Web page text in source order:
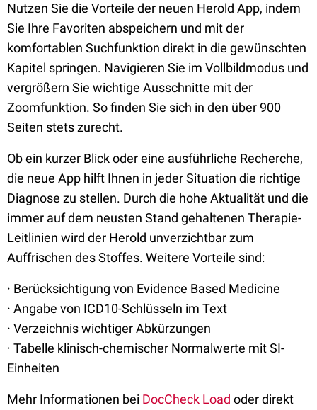
Nutzen Sie die Vorteile der neuen Herold App, indem
Sie Ihre Favoriten abspeichern und mit der
komfortablen Suchfunktion direkt in die gewünschten
Kapitel springen. Navigieren Sie im Vollbildmodus und
vergrößern Sie wichtige Ausschnitte mit der
Zoomfunktion. So finden Sie sich in den über 900
Seiten stets zurecht.
Ob ein kurzer Blick oder eine ausführliche Recherche,
die neue App hilft Ihnen in jeder Situation die richtige
Diagnose zu stellen. Durch die hohe Aktualität und die
immer auf dem neusten Stand gehaltenen Therapie-
Leitlinien wird der Herold unverzichtbar zum
Auffrischen des Stoffes. Weitere Vorteile sind:
· Berücksichtigung von Evidence Based Medicine
· Angabe von ICD10-Schlüsseln im Text
· Verzeichnis wichtiger Abkürzungen
· Tabelle klinisch-chemischer Normalwerte mit SI-
Einheiten
Mehr Informationen bei DocCheck Load oder direkt